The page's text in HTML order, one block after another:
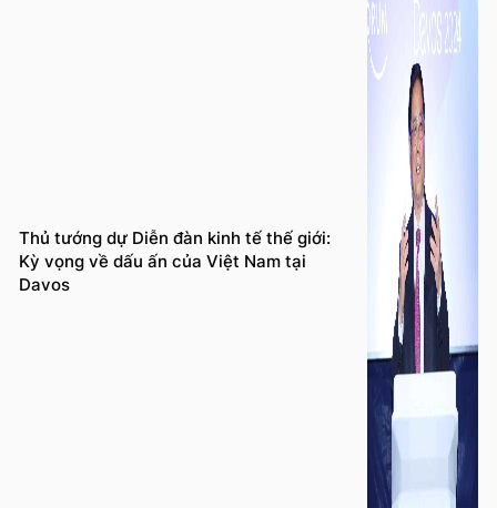
Thủ tướng dự Diễn đàn kinh tế thế giới:
Kỳ vọng về dấu ấn của Việt Nam tại
Davos